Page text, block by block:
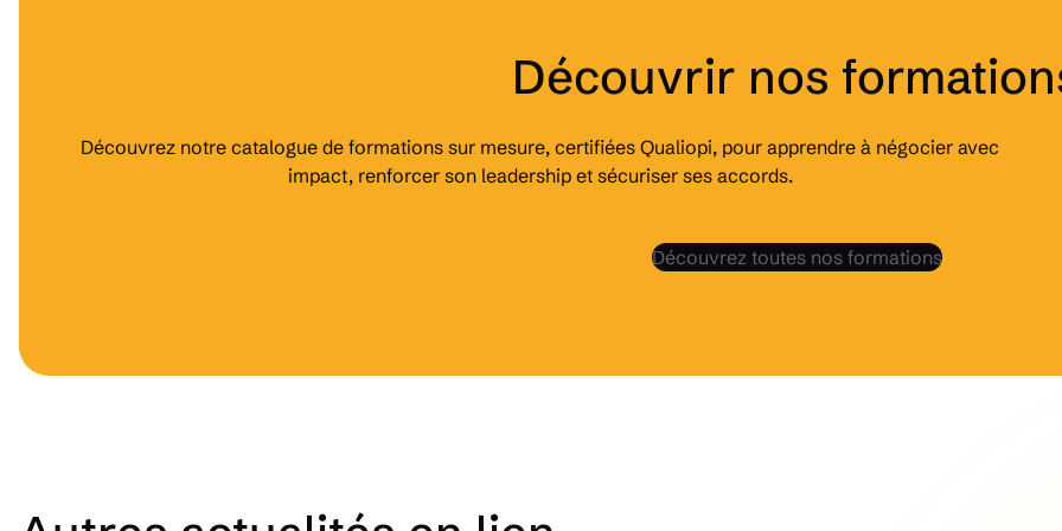
Découvrir nos
Découvrez notre catalogue de formations sur mesure, certifiées Qualiopi, pour apprendre à négocier avec
impact, renforcer son leadership et sécuriser ses accords.
Découvrez toutes nos formations